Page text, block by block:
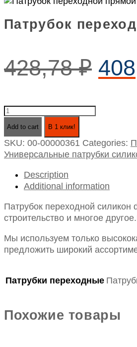
Патрубок
428,78₽
Патрубок
d=51/76
l120
Add to cart В 1 клик!
SKU: 00-00000361 Categories:
Универсальные патрубки
Description
Additional information
Патрубок переходной силикон
строительство и многое
Мы используем только
предложить широкий
Патрубки переходные
Похожие товары